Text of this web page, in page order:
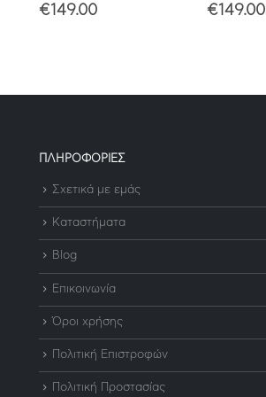
€149.00 €149.00
ΠΛΗΡΟΦΟΡΙΕΣ
Σχετικά με εμάς
Καταστήματα
Blog
Επικοινωνία
Όροι χρήσης
Πολιτική Επιστροφών
Πολιτική Προστασίας